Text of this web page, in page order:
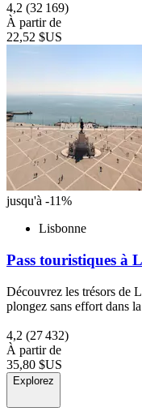
4,2 (32 169)
À partir de
22,52 $US
jusqu'à -11%
Lisbonne
Pass touristiques à
Découvrez les trésors de
plongez sans effort dans
4,2 (27 432)
À partir de
35,80 $US
Explorez